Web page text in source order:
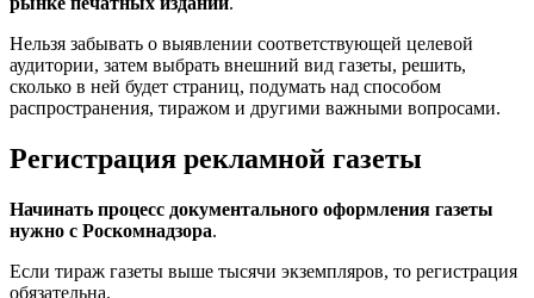
Нельзя забывать о выявлении соответствующей целевой
аудитории, затем выбрать внешний вид газеты, решить,
сколько в ней будет страниц, подумать над способом
распространения, тиражом и другими важными вопросами.
Регистрация рекламной газеты
Начинать процесс документального оформления газеты
нужно с Роскомнадзора.
Если тираж газеты выше тысячи экземпляров, то регистрация
обязательна.